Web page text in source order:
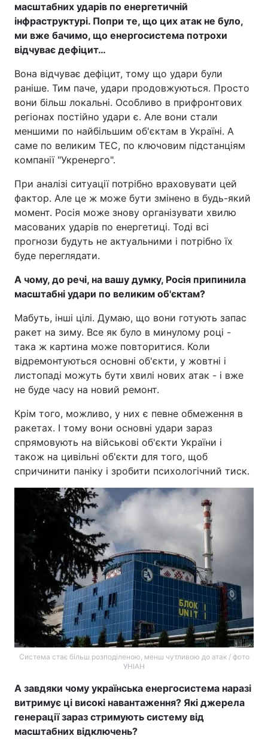
масштабних ударів по енергетичній
інфраструктурі. Попри те, що цих атак не було,
ми вже бачимо, що енергосистема потрохи
відчуває дефіцит…
Вона відчуває дефіцит, тому що удари були
раніше. Тим паче, удари продовжуються. Просто
вони більш локальні. Особливо в прифронтових
регіонах постійно удари є. Але вони стали
меншими по найбільшим об'єктам в Україні. А
саме по великим ТЕС, по ключовим підстанціям
компанії "Укренерго".
При аналізі ситуації потрібно враховувати цей
фактор. Але це ж може бути змінено в будь-який
момент. Росія може знову організувати хвилю
масованих ударів по енергетиці. Тоді всі
прогнози будуть не актуальними і потрібно їх
буде переглядати.
А чому, до речі, на вашу думку, Росія припинила
масштабні удари по великим об'єктам?
Мабуть, інші цілі. Думаю, що вони готують запас
ракет на зиму. Все як було в минулому році -
така ж картина може повторитися. Коли
відремонтуються основні об'єкти, у жовтні і
листопаді можуть бути хвилі нових атак - і вже
не буде часу на новий ремонт.
Крім того, можливо, у них є певне обмеження в
ракетах. І тому вони основні удари зараз
спрямовують на військові об'єкти України і
також на цивільні об'єкти для того, щоб
спричинити паніку і зробити психологічний тиск.
Система стає більш розподіленою, менш чутливою до атак / фото
УНІАН
А завдяки чому українська енергосистема наразі
витримує ці високі навантаження? Які джерела
генерації зараз стримують систему від
масштабних відключень?